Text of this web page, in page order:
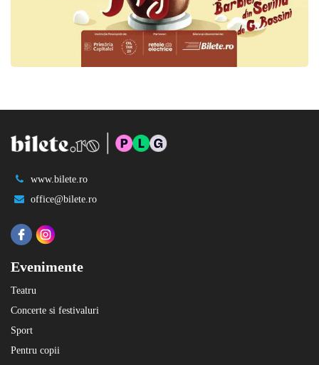
www.bilete.ro
office@bilete.ro
Evenimente
Teatru
Concerte si festivaluri
Sport
Pentru copii